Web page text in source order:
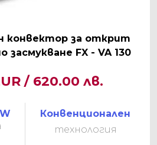
конвектор за открит
засмукване FX - VA 130
/ 620.00 лв.
Конвенционален
технология